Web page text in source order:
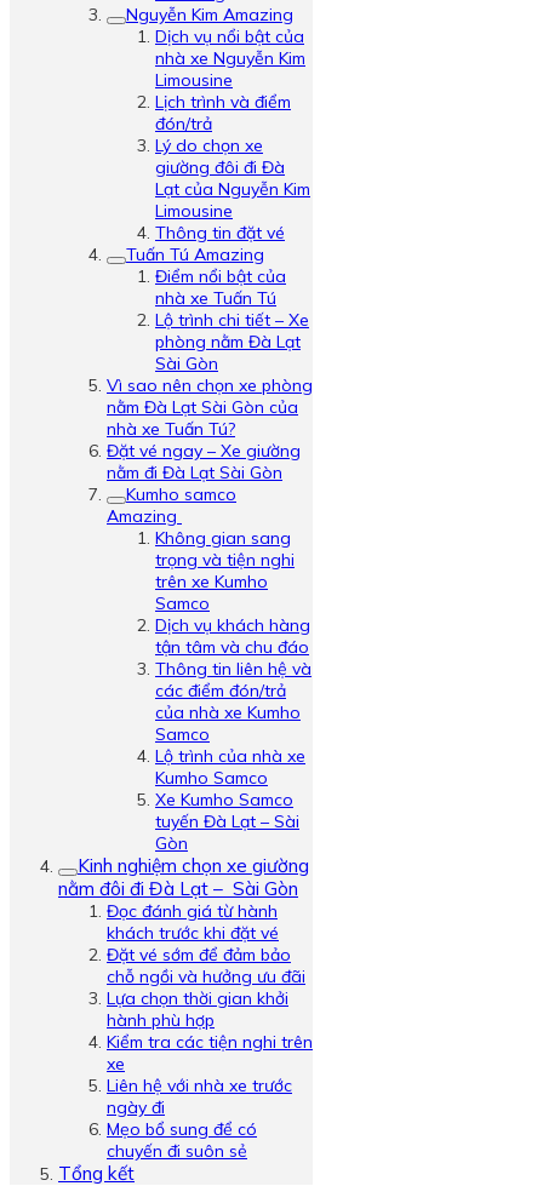
Nguyễn Kim Amazing
Dịch vụ nổi bật của
nhà xe Nguyễn Kim
Limousine
Lịch trình và điểm
đón/trả
Lý do chọn xe
giường đôi đi Đà
Lạt của Nguyễn Kim
Limousine
Thông tin đặt vé
Tuấn Tú Amazing
Điểm nổi bật của
nhà xe Tuấn Tú
Lộ trình chi tiết – Xe
phòng nằm Đà Lạt
Sài Gòn
Vì sao nên chọn xe phòng
nằm Đà Lạt Sài Gòn của
nhà xe Tuấn Tú?
Đặt vé ngay – Xe giường
nằm đi Đà Lạt Sài Gòn
Kumho samco
Amazing
Không gian sang
trọng và tiện nghi
trên xe Kumho
Samco
Dịch vụ khách hàng
tận tâm và chu đáo
Thông tin liên hệ và
các điểm đón/trả
của nhà xe Kumho
Samco
Lộ trình của nhà xe
Kumho Samco
Xe Kumho Samco
tuyến Đà Lạt – Sài
Gòn
Kinh nghiệm chọn xe giường
nằm đôi đi Đà Lạt – Sài Gòn
Đọc đánh giá từ hành
khách trước khi đặt vé
Đặt vé sớm để đảm bảo
chỗ ngồi và hưởng ưu đãi
Lựa chọn thời gian khởi
hành phù hợp
Kiểm tra các tiện nghi trên
xe
Liên hệ với nhà xe trước
ngày đi
Mẹo bổ sung để có
chuyến đi suôn sẻ
Tổng kết